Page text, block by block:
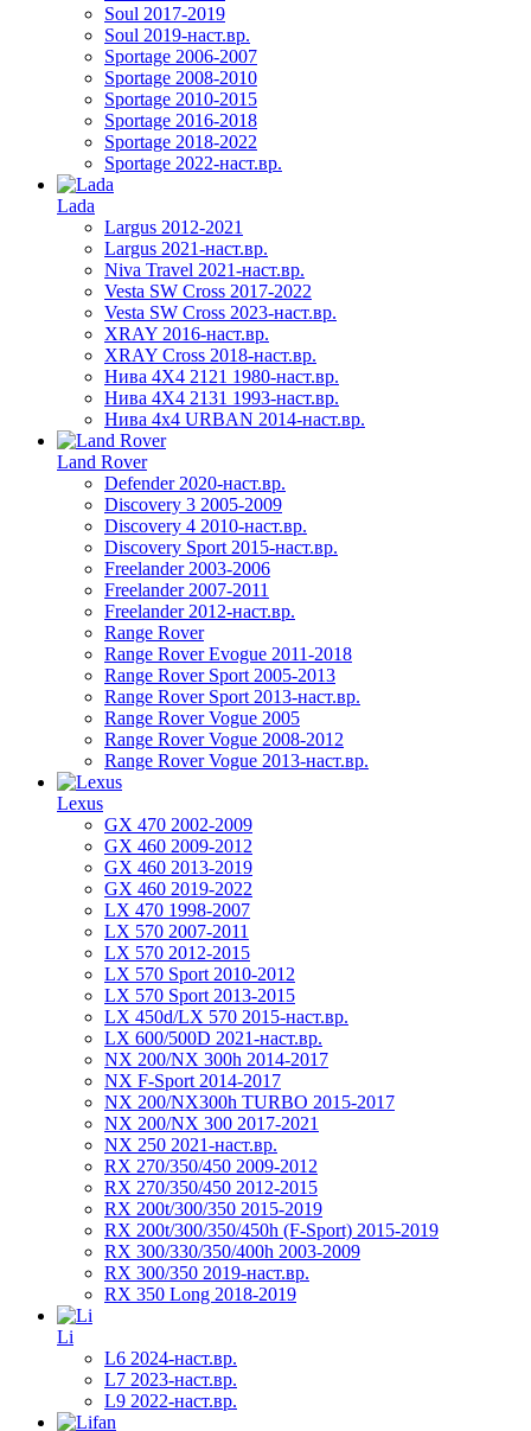
Soul 2017-2019
Soul 2019-наст.вр.
Sportage 2006-2007
Sportage 2008-2010
Sportage 2010-2015
Sportage 2016-2018
Sportage 2018-2022
Sportage 2022-наст.вр.
Lada
Largus 2012-2021
Largus 2021-наст.вр.
Niva Travel 2021-наст.вр.
Vesta SW Cross 2017-2022
Vesta SW Cross 2023-наст.вр.
XRAY 2016-наст.вр.
XRAY Cross 2018-наст.вр.
Нива 4X4 2121 1980-наст.вр.
Нива 4X4 2131 1993-наст.вр.
Нива 4х4 URBAN 2014-наст.вр.
Land Rover
Defender 2020-наст.вр.
Discovery 3 2005-2009
Discovery 4 2010-наст.вр.
Discovery Sport 2015-наст.вр.
Freelander 2003-2006
Freelander 2007-2011
Freelander 2012-наст.вр.
Range Rover
Range Rover Evogue 2011-2018
Range Rover Sport 2005-2013
Range Rover Sport 2013-наст.вр.
Range Rover Vogue 2005
Range Rover Vogue 2008-2012
Range Rover Vogue 2013-наст.вр.
Lexus
GX 470 2002-2009
GX 460 2009-2012
GX 460 2013-2019
GX 460 2019-2022
LX 470 1998-2007
LX 570 2007-2011
LX 570 2012-2015
LX 570 Sport 2010-2012
LX 570 Sport 2013-2015
LX 450d/LX 570 2015-наст.вр.
LX 600/500D 2021-наст.вр.
NX 200/NX 300h 2014-2017
NX F-Sport 2014-2017
NX 200/NX300h TURBO 2015-2017
NX 200/NX 300 2017-2021
NX 250 2021-наст.вр.
RX 270/350/450 2009-2012
RX 270/350/450 2012-2015
RX 200t/300/350 2015-2019
RX 200t/300/350/450h (F-Sport) 2015-2019
RX 300/330/350/400h 2003-2009
RX 300/350 2019-наст.вр.
RX 350 Long 2018-2019
Li
L6 2024-наст.вр.
L7 2023-наст.вр.
L9 2022-наст.вр.